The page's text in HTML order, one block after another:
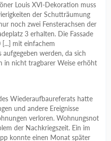
Louis XVI-Dekoration muss
der Schutträumung
noch zwei Fensterachsen der
3 erhalten. Die Fassade
mit einfachem
werden, da sich
in nicht tragbarer Weise erhöht
Wiederaufbaureferats hatte
und andere Ereignisse
verloren. Wohnungsnot
der Nachkriegszeit. Ein im
konnte einen Monat später